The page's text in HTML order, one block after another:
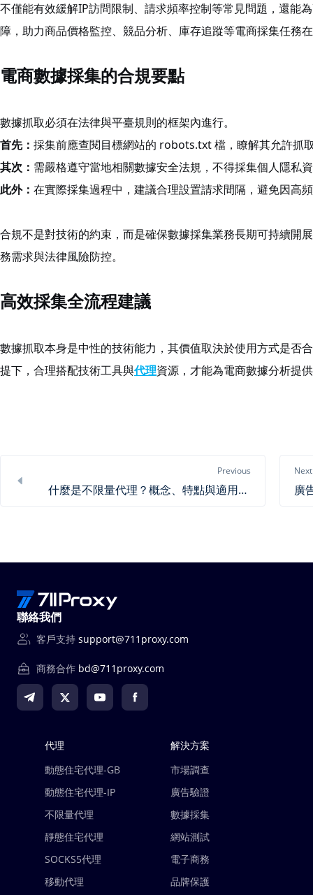
不僅能有效緩解IP訪問限制、請求頻率控制等常見問題，還能
障，助力商品價格監控、競品分析、庫存追蹤等電商採集任務
電商數據採集的合規要點
數據抓取必須在法律與平臺規則的框架內進行。
首先： 採集前應查閱目標網站的 robots.txt 檔，瞭解其允許抓
其次： 需嚴格遵守當地相關數據安全法規，不得採集個人隱私
此外： 在實際採集過程中，建議合理設置請求間隔，避免因高
合規不是對技術的約束，而是確保數據採集業務長期可持續開
務需求與法律風險防控。
高效採集全流程建議
數據抓取本身是中性的技術能力，其價值取決於使用方式是否
提下，合理搭配技術工具與代理資源，才能為電商數據分析提
Previous
什麼是不限量代理？概念、特點與適用場景
Next
聯絡我們
客戶支持 support@711proxy.com
商務合作 bd@711proxy.com
代理
動態住宅代理-GB
動態住宅代理-IP
不限量代理
靜態住宅代理
SOCKS5代理
移動代理
解決方案
市場調查
廣告驗證
數據採集
網站測試
電子商務
品牌保護